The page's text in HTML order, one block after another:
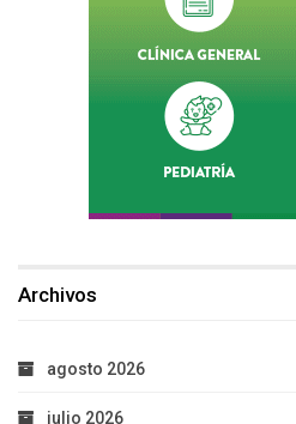
Archivos
agosto 2026
julio 2026